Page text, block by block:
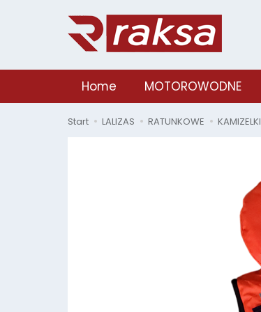
Home MOTOROWODNE
Start LALIZAS RATUNKOWE KAMIZELKI